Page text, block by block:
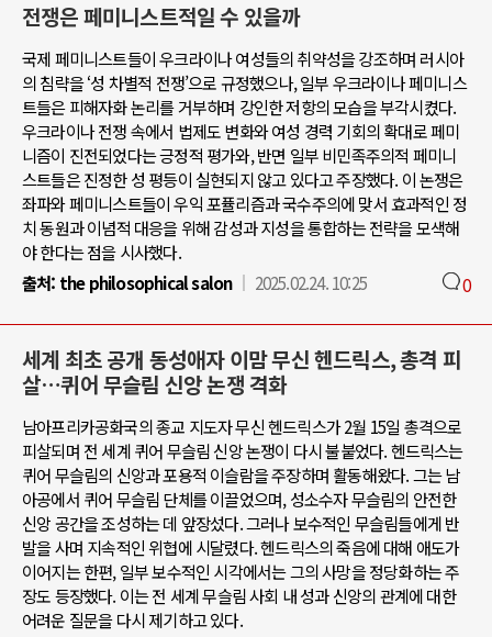
전쟁은 페미니스트적일 수 있을까
국제 페미니스트들이 우크라이나 여성들의 취약성을 강조하며 러시아
의 침략을 ‘성 차별적 전쟁’으로 규정했으나, 일부 우크라이나 페미니스
트들은 피해자화 논리를 거부하며 강인한 저항의 모습을 부각시켰다.
우크라이나 전쟁 속에서 법제도 변화와 여성 경력 기회의 확대로 페미
니즘이 진전되었다는 긍정적 평가와, 반면 일부 비민족주의적 페미니
스트들은 진정한 성 평등이 실현되지 않고 있다고 주장했다. 이 논쟁은
좌파와 페미니스트들이 우익 포퓰리즘과 국수주의에 맞서 효과적인 정
치 동원과 이념적 대응을 위해 감성과 지성을 통합하는 전략을 모색해
야 한다는 점을 시사했다.
출처: the philosophical salon 2025.02.24. 10:25 0
세계 최초 공개 동성애자 이맘 무신 헨드릭스, 총격 피
살…퀴어 무슬림 신앙 논쟁 격화
남아프리카공화국의 종교 지도자 무신 헨드릭스가 2월 15일 총격으로
피살되며 전 세계 퀴어 무슬림 신앙 논쟁이 다시 불붙었다. 헨드릭스는
퀴어 무슬림의 신앙과 포용적 이슬람을 주장하며 활동해왔다. 그는 남
아공에서 퀴어 무슬림 단체를 이끌었으며, 성소수자 무슬림의 안전한
신앙 공간을 조성하는 데 앞장섰다. 그러나 보수적인 무슬림들에게 반
발을 사며 지속적인 위협에 시달렸다. 헨드릭스의 죽음에 대해 애도가
이어지는 한편, 일부 보수적인 시각에서는 그의 사망을 정당화하는 주
장도 등장했다. 이는 전 세계 무슬림 사회 내 성과 신앙의 관계에 대한
어려운 질문을 다시 제기하고 있다.